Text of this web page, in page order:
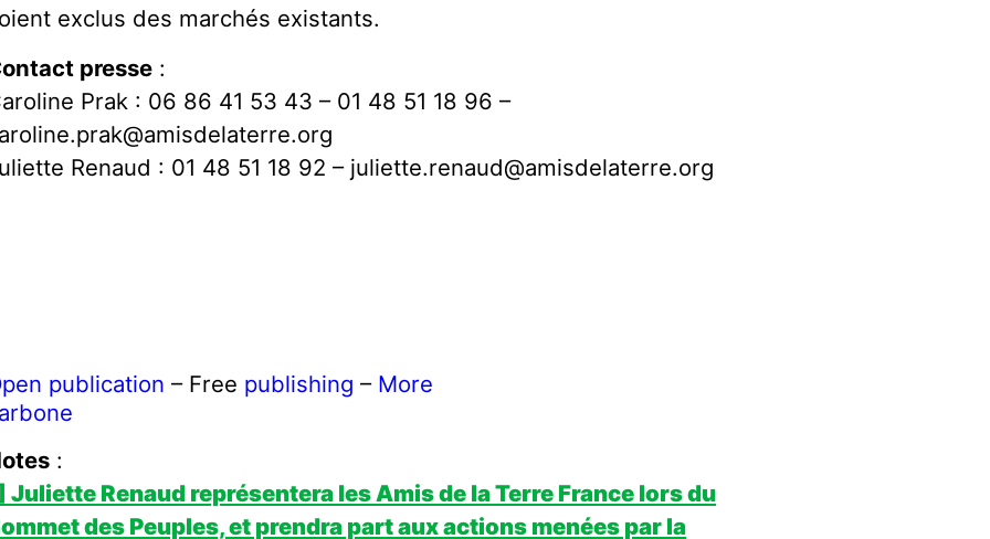
exclus des marchés existants.
presse :
Prak : 06 86 41 53 43 – 01 48 51 18 96 –
Renaud : 01 48 51 18 92 – juliette.renaud@amisdelaterre.org
publication – Free publishing – More
:
Juliette Renaud représentera les Amis de la Terre France lors du
des Peuples, et prendra part aux actions menées par la